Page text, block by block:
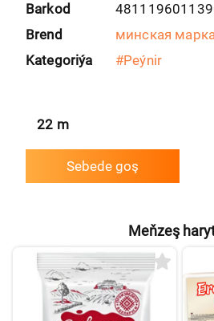
Barkod
Brend
минская
Kategoriýa
#Peýnir
22 m
Sebede goş
Meňzeş